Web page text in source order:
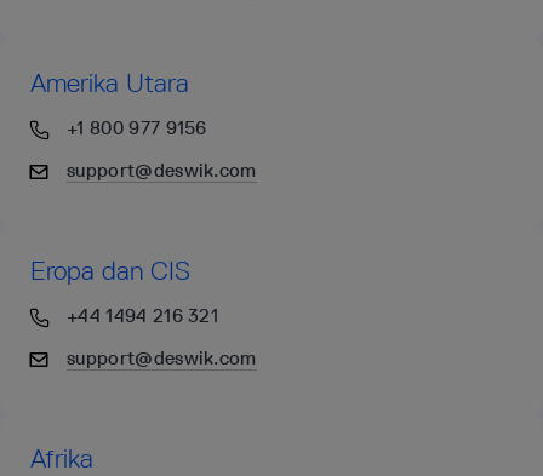
Amerika Utara
+1 800 977 9156
support@deswik.com
Eropa dan CIS
+44 1494 216 321
support@deswik.com
Afrika